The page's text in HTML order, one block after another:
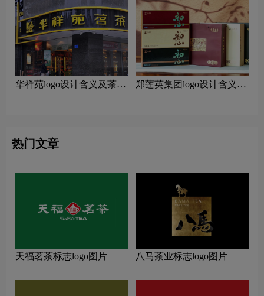
华祥苑logo设计含义及茶叶
郑莲英集团logo设计含义及
热门文章
天福茗茶标志logo图片 八马茶业标志logo图片